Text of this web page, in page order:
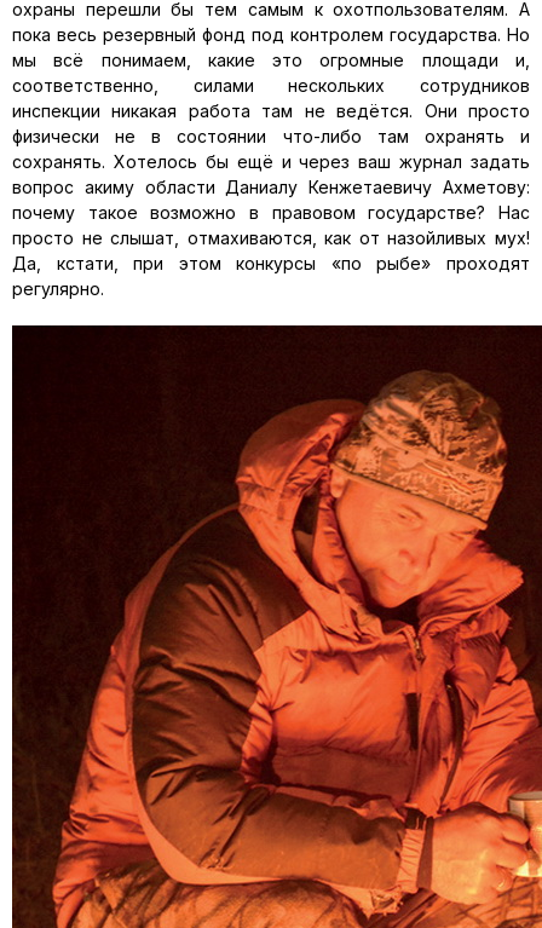
охраны перешли бы тем самым к охотпользователям. А
пока весь резервный фонд под контролем государства. Но
мы всё понимаем, какие это огромные площади и,
соответственно, силами нескольких сотрудников
инспекции никакая работа там не ведётся. Они просто
физически не в состоянии что-либо там охранять и
сохранять. Хотелось бы ещё и через ваш журнал задать
вопрос акиму области Даниалу Кенжетаевичу Ахметову:
почему такое возможно в правовом государстве? Нас
просто не слышат, отмахиваются, как от назойливых мух!
Да, кстати, при этом конкурсы «по рыбе» проходят
регулярно.